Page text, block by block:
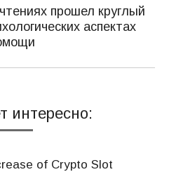
Следующая
запись:
прошел круглый
аспектах
интересно:
of Crypto Slot